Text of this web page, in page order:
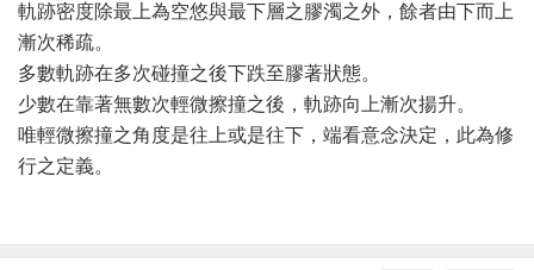
軌跡密度除最上為空悠與最下層之膠濁之外，餘者由下而上
漸次稀疏。
多數軌跡在多次碰撞之後下跌至膠著狀態。
少數在靠著無數次輕微擦撞之後，軌跡向上漸次揚升。
唯輕微擦撞之角度是往上或是往下，端看意念決定，此為修
行之定義。